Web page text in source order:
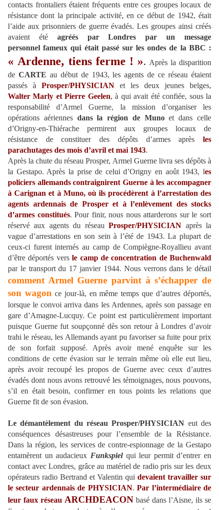
contacts frontaliers étaient fréquents entre ces groupes locaux de
résistance dont la principale activité, en ce début de 1942, était
l’aide aux prisonniers de guerre évadés. Les groupes ainsi créés
avaient été agréés par Londres par un message
personnel fameux qui était passé sur les ondes de la BBC :
« Ardenne, tiens ferme ! ». Après la disparition
de CARTE au début de 1943, les agents de ce réseau étaient
passés à Prosper/PHYSICIAN et les deux jeunes belges,
Walter Marly et Pierre Geelen, à qui avait été confiée, sous la
responsabilité d’Armel Guerne, la mission d’organiser les
opérations aériennes dans la région de Munoet dans celle
d’Origny-en-Thiérache permirent aux groupes locaux de
résistance de constituer des dépôts d’armes après les
parachutages des mois d’avril et mai 1943.
Après la chute du réseau Prosper, Armel Guerne livra ses dépôts à
la Gestapo. Après la prise de celui d’Origny en août 1943, les
policiers allemands contraignirent Guerne à les accompagner
à Carignan et à Muno, où ils procédèrent à l’arrestation des
agents ardennais de Prosper et à l’enlèvement des stocks
d’armes constitués. Pour finir, nous nous attarderons sur le sort
réservé aux agents du réseauProsper/PHYSICIAN après la
vague d’arrestations en son sein à l’été de 1943. La plupart de
ceux-ci furent internés au camp de Compiègne-Royallieu avant
d’être déportés versle camp de concentration de Buchenwald
par le transport du 17 janvier 1944. Nous verrons dans le détail
comment Armel Guerne parvint à s’échapper de
son wagon ce jour-là, en même temps que d’autres déportés,
lorsque le convoi arriva dans les Ardennes, après son passage en
gare d’Amagne-Lucquy. Ce point est particulièrement important
puisque Guerne fut soupçonné dès son retour à Londres d’avoir
trahi le réseau, les Allemands ayant pu favoriser sa fuite pour prix
de son forfait supposé. Après avoir mené enquête sur les
conditions de cette évasion sur le terrain même où elle eut lieu,
après avoir recoupé les propos de Guerne avec ceux d’autres
évadés dont nous avons retrouvé les témoignages, nous pouvons,
s’il en était besoin, confirmer en tous points les relations que
Guerne fit de son évasion.
Le démantèlement du réseau Prosper/PHYSICIAN eut des
conséquences désastreuses pour l’ensemble de la Résistance.
Dans la région, les services de contre-espionnage de la Gestapo
entamèrent un audacieux Funkspielqui leur permit d’entrer en
contact avec Londres, grâce au matériel de radio pris sur les deux
opérateurs radio Bertrand et Valentin qui devaient travailler sur
le secteur ardennais de PHYSICIAN.Par l’intermédiaire de
leur faux réseau ARCHDEACON basé dans l’Aisne, ils se